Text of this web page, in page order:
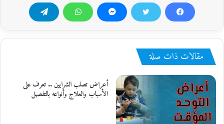
مقالات ذات صلة
أعراض تصلب الشرايين .. تعرف على
الأسباب والعلاج وأنواعه بالتفصيل